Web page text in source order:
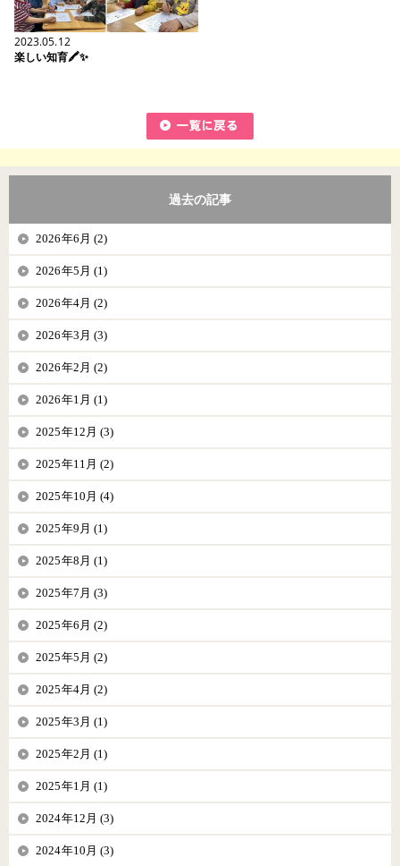
2023.05.12
楽しい知育🖍✨
過去の記事
2026年6月 (2)
2026年5月 (1)
2026年4月 (2)
2026年3月 (3)
2026年2月 (2)
2026年1月 (1)
2025年12月 (3)
2025年11月 (2)
2025年10月 (4)
2025年9月 (1)
2025年8月 (1)
2025年7月 (3)
2025年6月 (2)
2025年5月 (2)
2025年4月 (2)
2025年3月 (1)
2025年2月 (1)
2025年1月 (1)
2024年12月 (3)
2024年10月 (3)